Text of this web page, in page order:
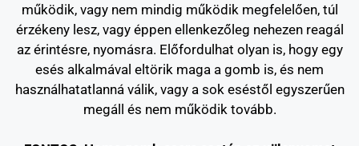
működik, vagy nem mindig működik megfelelően, túl
érzékeny lesz, vagy éppen ellenkezőleg nehezen reagál
az érintésre, nyomásra. Előfordulhat olyan is, hogy egy
esés alkalmával eltörik maga a gomb is, és nem
használhatatlanná válik, vagy a sok eséstől egyszerűen
megáll és nem működik tovább.